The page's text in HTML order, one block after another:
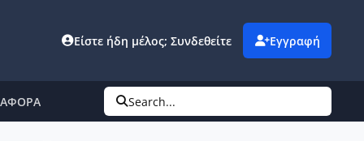
Είστε ήδη μέλος; Συνδεθείτε Εγγραφή
Search...